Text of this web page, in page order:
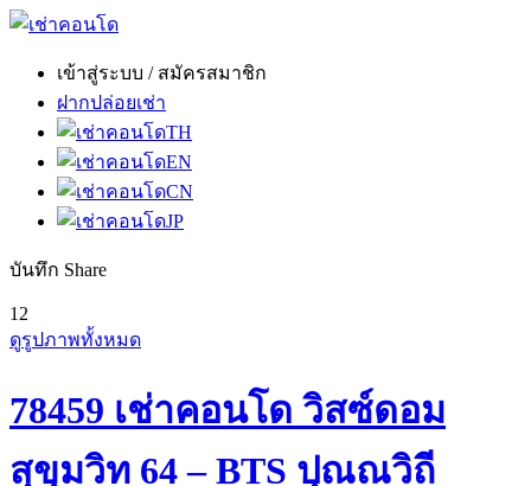
เข้าสู่ระบบ / สมัครสมาชิก
ฝากปล่อยเช่า
TH
EN
CN
JP
บันทึก Share
12
ดูรูปภาพทั้งหมด
78459 เช่าคอนโด วิสซ์ดอม
สุขุมวิท 64 – BTS ปุณณวิถี